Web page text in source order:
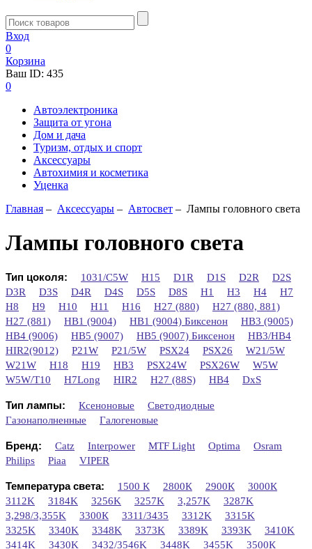
Вход
0
Корзина
Ваш ID: 435
0
Автоэлектроника
Защита от угона
Дом и дача
Туризм, отдых и спорт
Аксессуары
Автохимия и косметика
Уценка
Главная – Аксессуары – Aвтосвет – Лампы головного света
Лампы головного света
Тип цоколя: 1031/C5W H15 D1R D1S D2R
D2S
D3R
D3S D4R D4S D5S D8S H1 H3 H4
H7
H8
H9 H10 H11 H16 H27 (880)
H27 (880, 881)
H27 (881)
HB1 (9004) HB1 (9004) Биксенон
HB3 (9005)
HB4 (9006)
HB5 (9007) HB5 (9007) Биксенон
HB3/HB4
HIR2(9012)
P21W P21/5W PSX24 PSX26
W21/5W
W21W
H18 H19 HB3 PSX24W PSX26W
W5W
W5W/T10
H7Long НIR2 H27 (88S) HB4 DxS
Тип лампы: Ксеноновые
Светодиодные
Газонаполненные
Галогеновые
Бренд: Catz Interpower MTF Light Optima
Osram
Philips
Piaa VIPER
Температура света: 1500 К 2800К 2900К
3000К
3112K
3184K 3256K 3257K 3,257K
3287K
3,298/3,355K
3300К 3311/3435 3312K
3315K
3325K
3340K 3348K 3373K 3389K 3393K
3410K
3414K
3430K 3432/3546K 3448K 3455K 3500К